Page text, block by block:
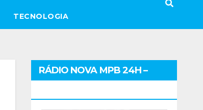
TECNOLOGIA
RÁDIO NOVA MPB 24H –